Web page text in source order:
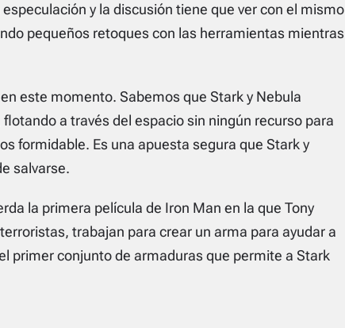
y la discusión tiene que ver con el mismo
pequeños retoques con las herramientas mientras
este momento. Sabemos que Stark y Nebula
a través del espacio sin ningún recurso para
formidable. Es una apuesta segura que Stark y
salvarse.
la primera película de Iron Man en la que Tony
trabajan para crear un arma para ayudar a
primer conjunto de armaduras que permite a Stark